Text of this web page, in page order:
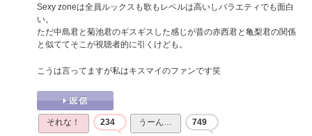
Sexy zoneは全員ルックスも歌もレベルは高いしバラエティでも面白
い。
ただ中島君と菊池君のギスギスした感じが昔の赤西君と亀梨君の関係
と似ててそこが視聴者的に引くけども。
こうは言ってますが私はキスマイのファンです笑
それな！ 234 うーん… 749